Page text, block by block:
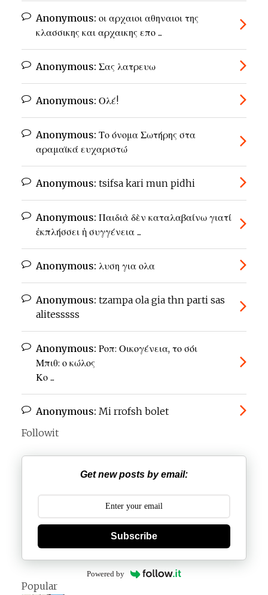
Anonymous: οι αρχαιοι αθηναιοι της
κλασσικης και αρχαικης επο ...
Anonymous: Σας λατρευω
Anonymous: Ολέ!
Anonymous: Το όνομα Σωτήρης στα
αραμαϊκά ευχαριστώ
Anonymous: tsifsa kari mun pidhi
Anonymous: Παιδιὰ δὲν καταλαβαίνω γιατί
ἐκπλήσσει ἡ συγγένεια ...
Anonymous: λυση για ολα
Anonymous: tzampa ola gia thn parti sas
alitesssss
Anonymous: Ροπ: Οικογένεια, το σόι
Μπιθ: ο κώλος
Κο ...
Anonymous: Mi rrofsh bolet
Followit
Get new posts by email:
Subscribe
Powered by
Popular